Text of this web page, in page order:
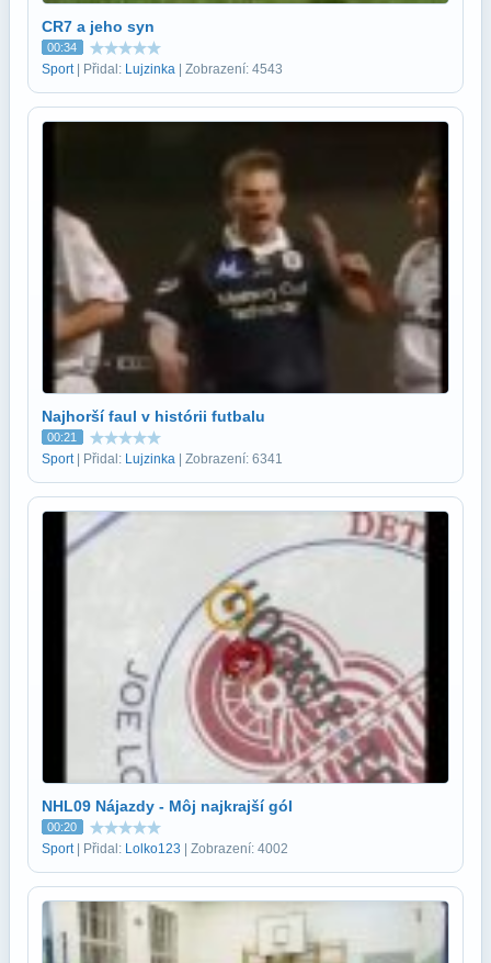
CR7 a jeho syn
00:34
Sport| Přidal: Lujzinka | Zobrazení: 4543
Najhorší faul v histórii futbalu
00:21
Sport| Přidal: Lujzinka | Zobrazení: 6341
NHL09 Nájazdy - Môj najkrajší gól
00:20
Sport| Přidal: Lolko123 | Zobrazení: 4002